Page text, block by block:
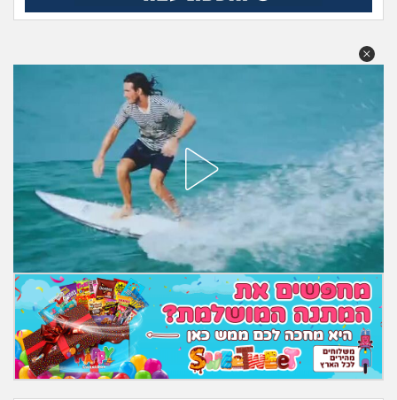
חיות מחמד
יוקר המחיה
גאווה